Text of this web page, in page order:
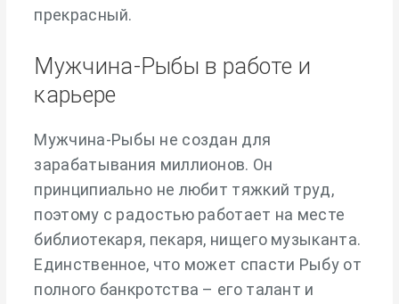
прекрасный.
Мужчина-Рыбы в работе и
карьере
Мужчина-Рыбы не создан для
зарабатывания миллионов. Он
принципиально не любит тяжкий труд,
поэтому с радостью работает на месте
библиотекаря, пекаря, нищего музыканта.
Единственное, что может спасти Рыбу от
полного банкротства – его талант и